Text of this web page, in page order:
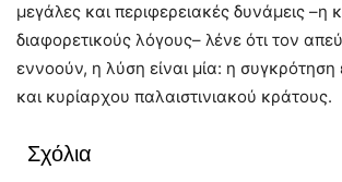
μεγάλες και περιφερειακές δυνάμεις –η
διαφορετικούς λόγους– λένε ότι τον
εννοούν, η λύση είναι μία: η συγκρότηση
και κυρίαρχου παλαιστινιακού κράτους.
Σχόλια